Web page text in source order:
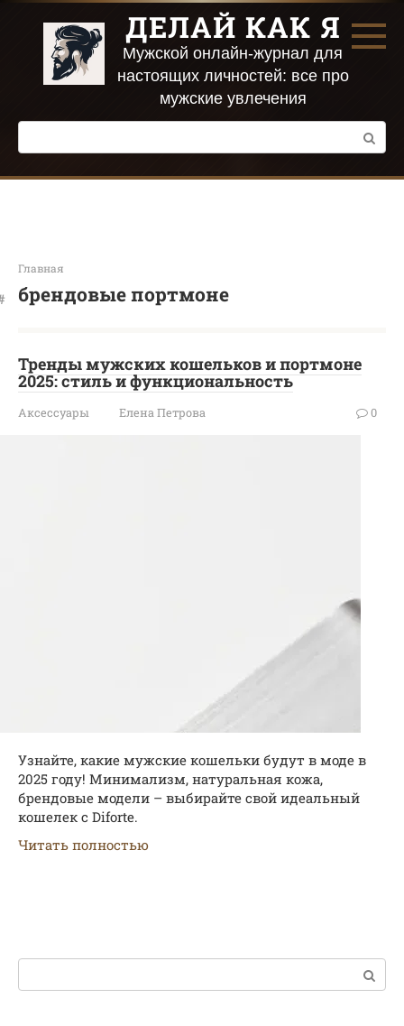
Перейти
контенту
ДЕЛАЙ КАК Я
Мужской онлайн-журнал для
настоящих личностей: все про
мужские увлечения
Поиск:
Главная
брендовые портмоне
Тренды мужских кошельков и портмоне
2025: стиль и функциональность
Аксессуары Елена Петрова 0
Узнайте, какие мужские кошельки будут в моде в
2025 году! Минимализм, натуральная кожа,
брендовые модели – выбирайте свой идеальный
кошелек с Diforte.
Читать полностью
Поиск: